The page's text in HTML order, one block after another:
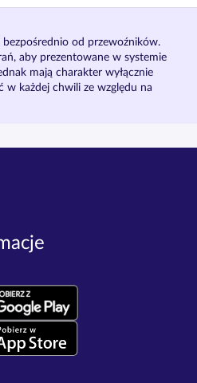
od przewoźników.
aby prezentowane w systemie
mają charakter wyłącznie
w każdej chwili ze względu na